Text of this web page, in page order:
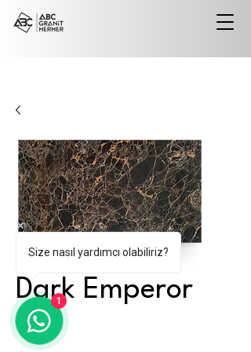
Dark Emperor
Size nasıl yardımcı olabiliriz?
1